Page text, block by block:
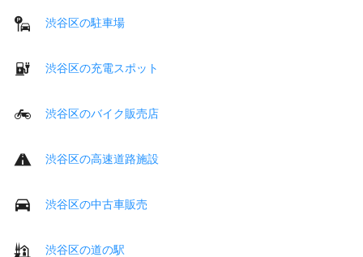
渋谷区の駐車場
渋谷区の充電スポット
渋谷区のバイク販売店
渋谷区の高速道路施設
渋谷区の中古車販売
渋谷区の道の駅